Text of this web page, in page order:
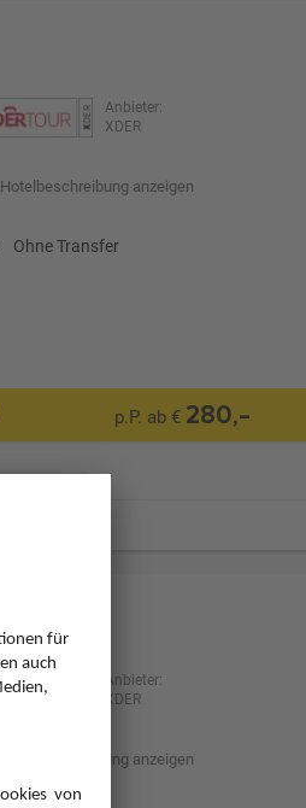
Anbieter:
XDER
Hotelbeschreibung anzeigen
Ohne Transfer
p.P. ab € 280,-
Anbieter:
XDER
Hotelbeschreibung anzeigen